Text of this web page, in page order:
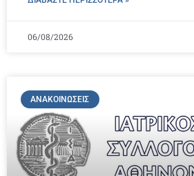
06/08/2026
ΑΝΑΚΟΙΝΏΣΕΙΣ